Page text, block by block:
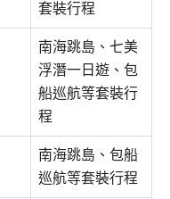
套裝行程
南海跳島、七美
浮潛一日遊、包
船巡航等套裝行
程
南海跳島、包船
巡航等套裝行程